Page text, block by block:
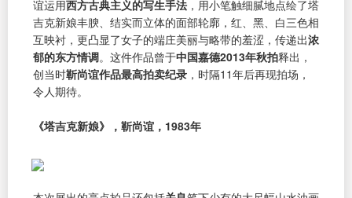
谊运用西方古典主义的写生手法 ，用小笔触细腻地点绘了塔
吉克新娘丰腴、结实而立体的面部轮廓，红、黑、白三色相
互映衬，更凸显了女子的端庄美丽与略带的羞涩，传递出浓
郁的东方情调。这件作品曾于中国嘉德2013年秋拍释出，
创当时靳尚谊作品最高拍卖纪录 ，时隔11年后再现拍场，
令人期待。
《塔吉克新娘》，靳尚谊，1983年